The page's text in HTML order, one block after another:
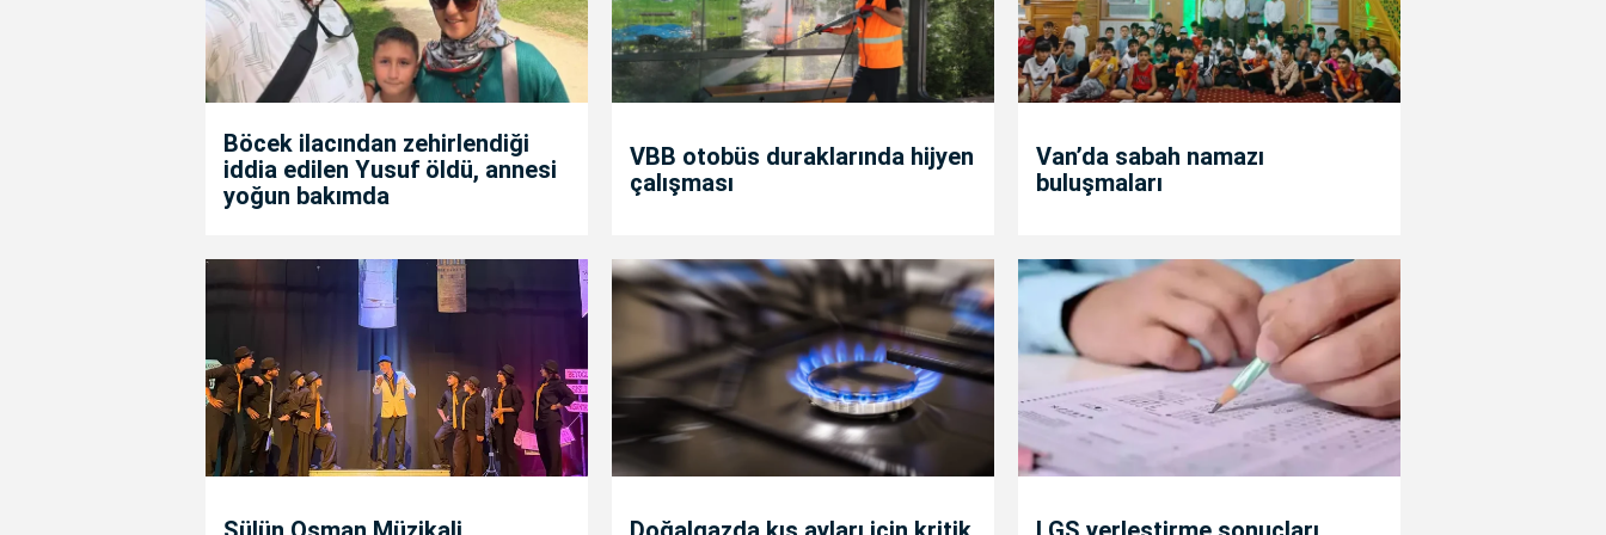
Böcek ilacından zehirlendiği
iddia edilen Yusuf öldü, annesi
yoğun bakımda
VBB otobüs duraklarında hijyen
çalışması
Van’da sabah namazı
buluşmaları